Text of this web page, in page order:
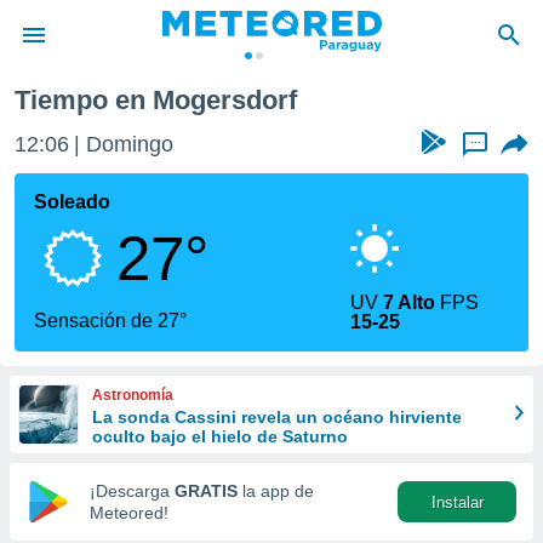
de
ha
calidad.
a este
las
y
forma
digital
basada
Tiempo en Mogersdorf
12:06 Domingo ...
Soleado
27°
Sensación de 27°
UV7 Alto FPS
15-25
Astronomía
La sonda Cassini revela un océano hirviente
oculto bajo el hielo de Saturno
¡Descarga GRATIS la app de
Meteored!
Instalar